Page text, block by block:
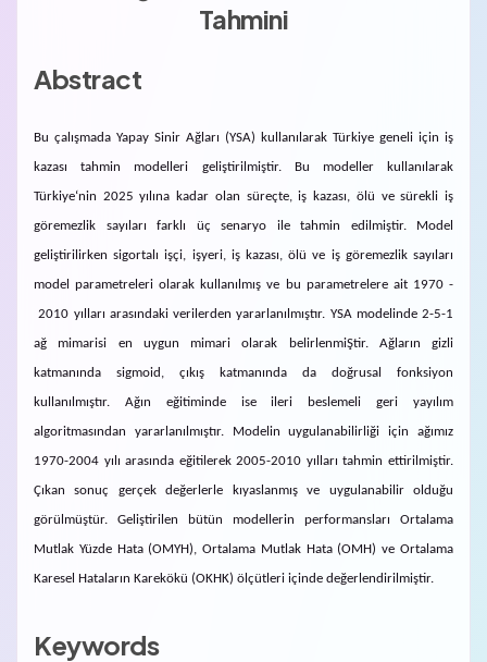
Tahmini
Abstract
Bu çalışmada Yapay Sinir Ağları (YSA) kullanılarak Türkiye geneli için iş
kazası tahmin modelleri geliştirilmiştir. Bu modeller kullanılarak
Türkiye‘nin 2025 yılına kadar olan süreçte, iş kazası, ölü ve sürekli iş
göremezlik sayıları farklı üç senaryo ile tahmin edilmiştir. Model
geliştirilirken sigortalı işçi, işyeri, iş kazası, ölü ve iş göremezlik sayıları
model parametreleri olarak kullanılmış ve bu parametrelere ait 1970 -
2010 yılları arasındaki verilerden yararlanılmıştır. YSA modelinde 2-5-1
ağ mimarisi en uygun mimari olarak belirlenmiŞtir. Ağların gizli
katmanında sigmoid, çıkış katmanında da doğrusal fonksiyon
kullanılmıştır. Ağın eğitiminde ise ileri beslemeli geri yayılım
algoritmasından yararlanılmıştır. Modelin uygulanabilirliği için ağımız
1970-2004 yılı arasında eğitilerek 2005-2010 yılları tahmin ettirilmiştir.
Çıkan sonuç gerçek değerlerle kıyaslanmış ve uygulanabilir olduğu
görülmüştür. Geliştirilen bütün modellerin performansları Ortalama
Mutlak Yüzde Hata (OMYH), Ortalama Mutlak Hata (OMH) ve Ortalama
Karesel Hataların Karekökü (OKHK) ölçütleri içinde değerlendirilmiştir.
Keywords